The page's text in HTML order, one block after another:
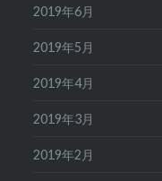
2019年6月
2019年5月
2019年4月
2019年3月
2019年2月